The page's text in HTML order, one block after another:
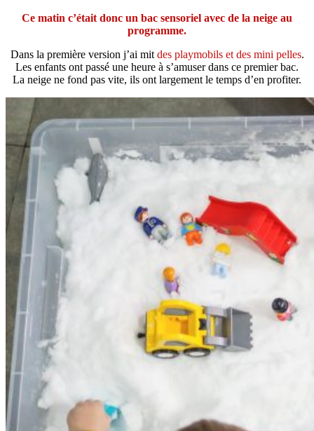
Ce matin c’était donc un bac sensoriel avec de la neige au
programme.
Dans la première version j’ai mit des playmobils et des mini pelles.
Les enfants ont passé une heure à s’amuser dans ce premier bac.
La neige ne fond pas vite, ils ont largement le temps d’en profiter.